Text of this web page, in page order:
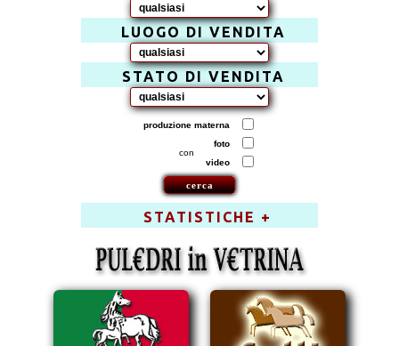
LUOGO DI VENDITA
STATO DI VENDITA
produzione materna
con
foto
video
STATISTICHE +